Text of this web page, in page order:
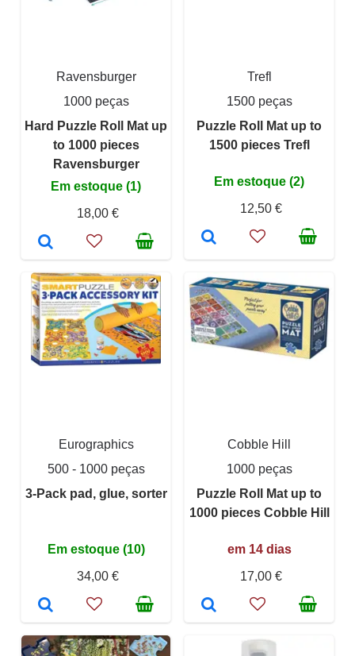
Ravensburger
1000 peças
Hard Puzzle Roll Mat up
to 1000 pieces
Ravensburger
Em estoque (1)
18,00 €
Trefl
1500 peças
Puzzle Roll Mat up to
1500 pieces Trefl
Em estoque (2)
12,50 €
Eurographics
500 - 1000 peças
3-Pack pad, glue, sorter
Em estoque (10)
34,00 €
Cobble Hill
1000 peças
Puzzle Roll Mat up to
1000 pieces Cobble Hill
em 14 dias
17,00 €